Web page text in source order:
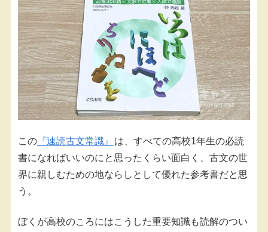
この『速読古文常識』
は、すべての高校1年生の必読
書になればいいのにと思ったくらい面白く、古文の世
界に親しむための地ならしとして優れた参考書だと思
う。
ぼくが高校のころにはこうした重要知識も読解のつい